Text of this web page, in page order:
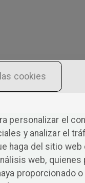
personalizar el
y analizar el
haga del sitio web
web, quienes
proporcionado o
cookies